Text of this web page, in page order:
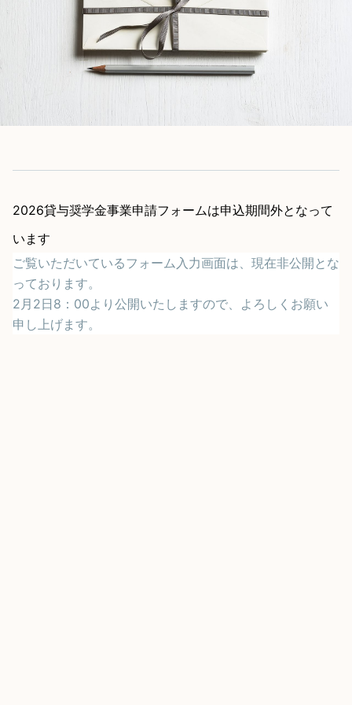
2026貸与奨学金事業申請フォームは申込期間外となって
います
ご覧いただいているフォーム入力画面は、現在非公開とな
っております。
2月2日8：00より公開いたしますので、よろしくお願い
申し上げます。